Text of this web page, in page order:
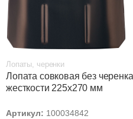
Лопаты, черенки
Лопата совковая без
жесткости 225х270 мм
Артикул: 100034842